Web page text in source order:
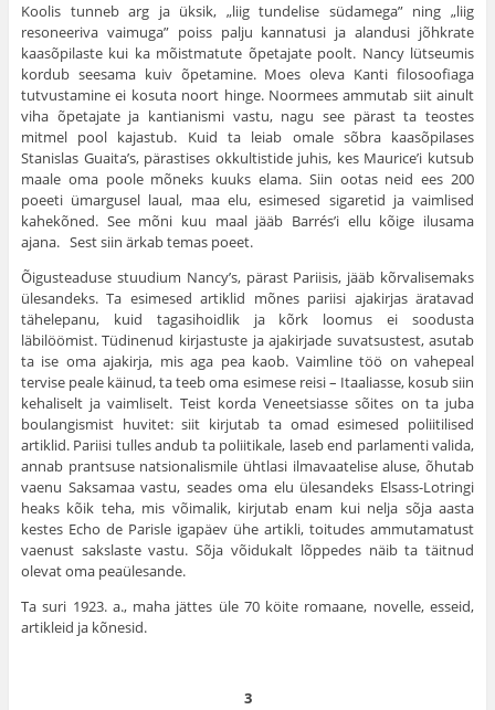
Koolis tunneb arg ja üksik, „liig tundelise südamega” ning „liig
resoneeriva vaimuga” poiss palju kannatusi ja alandusi jõhkrate
kaasõpi­laste kui ka mõistmatute õpetajate poolt. Nancy lütseumis
kordub see­sama kuiv õpetamine. Moes oleva Kanti filosoofiaga
tutvustamine ei kosuta noort hinge. Noormees ammutab siit ainult
viha õpetajate ja kantianismi vastu, nagu see pärast ta teostes
mitmel pool kajastub. Kuid ta leiab omale sõbra kaasõpilases
Stanislas Guaita’s, pärastises okkultistide juhis, kes Maurice’i kutsub
maale oma poole mõneks kuuks elama. Siin ootas neid ees 200
poeeti ümargusel laual, maa elu, esimesed siga­retid ja vaimlised
kahekõned. See mõni kuu maal jääb Barrés’i ellu kõige ilusama
ajana. Sest siin ärkab temas poeet.
Õigusteaduse stuudium Nancy’s, pärast Pariisis, jääb kõrvalisemaks
ülesandeks. Ta esimesed artiklid mõnes pariisi ajakirjas äratavad
tähele­panu, kuid tagasihoidlik ja kõrk loomus ei soodusta
läbilöömist. Tüdinenud kirjastuste ja ajakirjade suvatsustest, asutab
ta ise oma ajakirja, mis aga pea kaob. Vaimline töö on vahepeal
tervise peale käinud, ta teeb oma esimese reisi – Itaaliasse, kosub siin
kehaliselt ja vaimliselt. Teist korda Veneetsiasse sõites on ta juba
boulangismist huvitet: siit kirjutab ta omad esimesed poliitilised
artiklid. Pariisi tulles andub ta poliitikale, laseb end parlamenti valida,
annab prantsuse natsionalismile ühtlasi ilma­vaatelise aluse, õhutab
vaenu Saksamaa vastu, seades oma elu ülesandeks Elsass-Lotringi
heaks kõik teha, mis võimalik, kirjutab enam kui nelja sõja aasta
kestes Echo de Parisle igapäev ühe artikli, toitudes ammu­tamatust
vaenust sakslaste vastu. Sõja võidukalt lõppedes näib ta täitnud
olevat oma peaülesande.
Ta suri 1923. a., maha jättes üle 70 köite romaane, novelle, esseid,
artikleid ja kõnesid.
3